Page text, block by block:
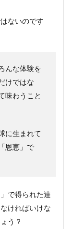
ないのです
んな体験を
けではな
味わうこと
に生まれて
恩恵」で
で得られた達
ければいけな
う？